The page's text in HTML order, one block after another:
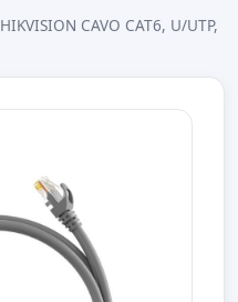
HIKVISION CAVO CAT6, U/UTP,